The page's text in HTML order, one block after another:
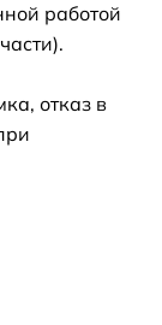
работой
отказ в